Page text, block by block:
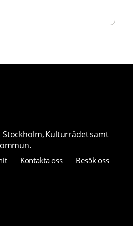
Stockholm, Kulturrådet samt
Kontakta oss
Besök oss